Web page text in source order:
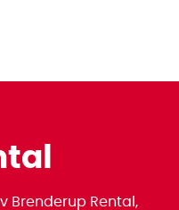
Brenderup Rental,